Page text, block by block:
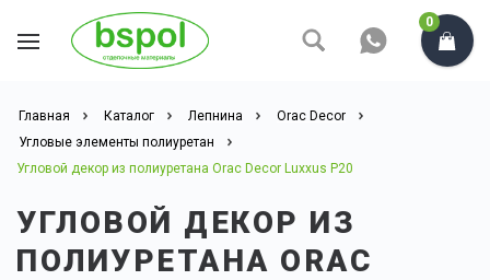
0
Главная Каталог Лепнина
Orac Decor
Угловые элементы полиуретан
Угловой декор из полиуретана Orac Decor Luxxus P20
УГЛОВОЙ ДЕКОР ИЗ
ПОЛИУРЕТАНА ORAC